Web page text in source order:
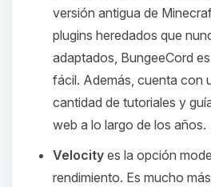
versión antigua de
plugins heredados que
adaptados, BungeeCord
fácil. Además, cuenta con
cantidad de tutoriales y
web a lo largo de los años.
Velocity es la opción
rendimiento. Es mucho